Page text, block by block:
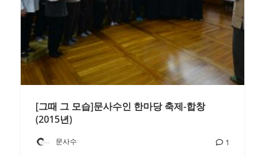
[그때 그 모습]문사수인 한마당 축제-합창
(2015년)
문사수 1